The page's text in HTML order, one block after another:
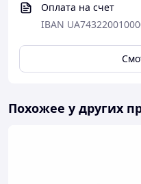
Оплата на счет
IBAN
Похожее у других